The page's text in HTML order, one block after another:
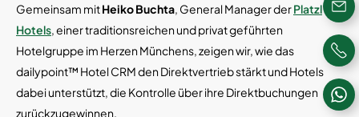
Gemeinsam mitHeiko Buchta, General Manager derPlatzl
Hotels, einer traditionsreichen und privat geführten
Hotelgruppe im Herzen Münchens, zeigen wir, wie das
dailypoint™ Hotel CRM den Direktvertrieb stärkt und Hotels
dabei unterstützt, die Kontrolle über ihre Direktbuchungen
zurückzugewinnen.